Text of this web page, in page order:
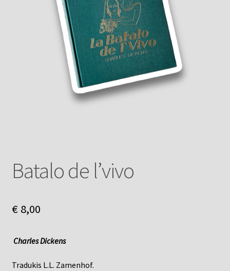
Batalo de l’vivo
€8,00
Charles Dickens
Tradukis L.L. Zamenhof.